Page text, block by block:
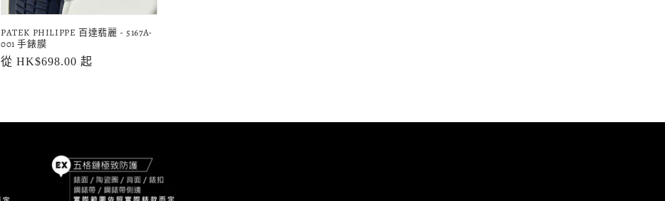
PATEK PHILIPPE 百達翡麗 - 5167A-
001 手錶膜
定
從 HK$698.00 起